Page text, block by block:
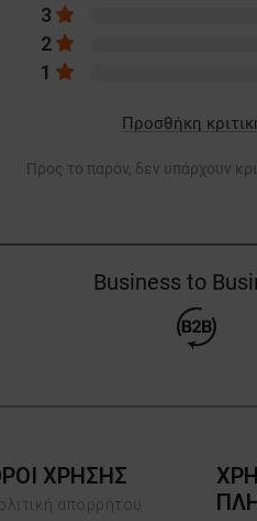
3
2
1
Προσθήκη
Προς το παρόν, δεν υπάρχουν
Business to
ΧΡΗΣΗΣ
απορρήτου